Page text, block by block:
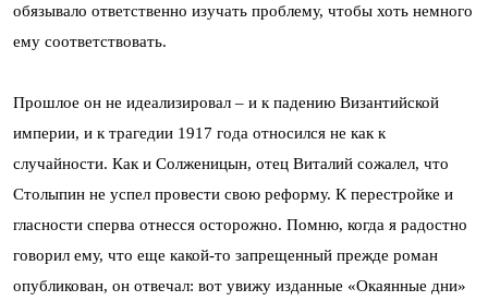
обязывало ответственно изучать проблему, чтобы хоть немного
ему соответствовать.
Прошлое он не идеализировал – и к падению Византийской
империи, и к трагедии 1917 года относился не как к
случайности. Как и Солженицын, отец Виталий сожалел, что
Столыпин не успел провести свою реформу. К перестройке и
гласности сперва отнесся осторожно. Помню, когда я радостно
говорил ему, что еще какой-то запрещенный прежде роман
опубликован, он отвечал: вот увижу изданные «Окаянные дни»